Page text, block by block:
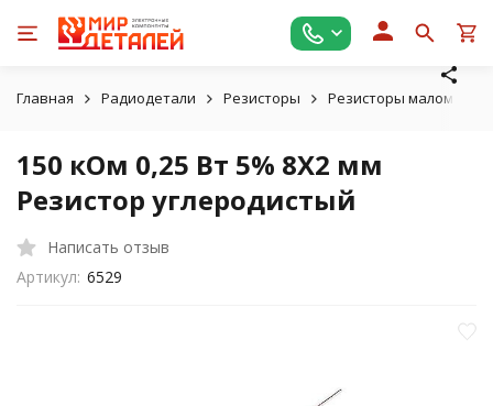
Главная Радиодетали Резисторы Резисторы
150 кОм 0,25 Вт 5% 8X2 мм
Резистор углеродистый
Написать отзыв
Артикул: 6529